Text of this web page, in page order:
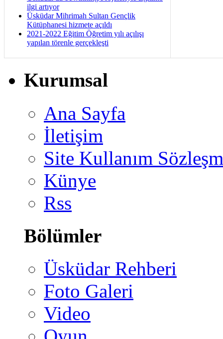
ilgi artıyor
Üsküdar Mihrimah Sultan Gençlik
Kütüphanesi hizmete açıldı
2021-2022 Eğitim Öğretim yılı açılışı
yapılan törenle gerçekleşti
Kurumsal
Ana Sayfa
İletişim
Site Kullanım
Künye
Rss
Bölümler
Üsküdar Rehberi
Foto Galeri
Video